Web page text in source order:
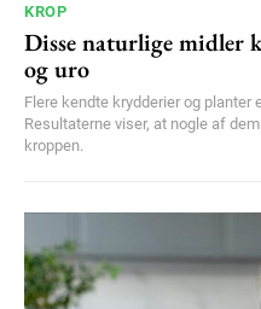
KROP
Disse naturlige midler
og uro
Flere kendte krydderier og
Resultaterne viser, at nogle af
kroppen.